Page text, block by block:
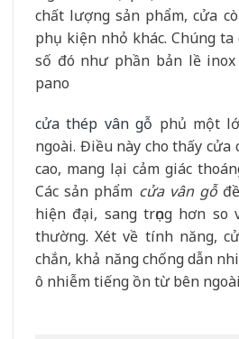
chất lượng sản phẩm, cửa
phụ kiện nhỏ khác. Chúng
số đó như phần bản lề inox
pano
cửa thép vân gỗ phủ một
ngoài. Điều này cho thấy
cao, mang lại cảm giác
Các sản phẩm cửa vân gỗ
hiện đại, sang trọng hơn so
thường. Xét về tính năng,
chắn, khả năng chống dẫn
ô nhiễm tiếng ồn từ bên